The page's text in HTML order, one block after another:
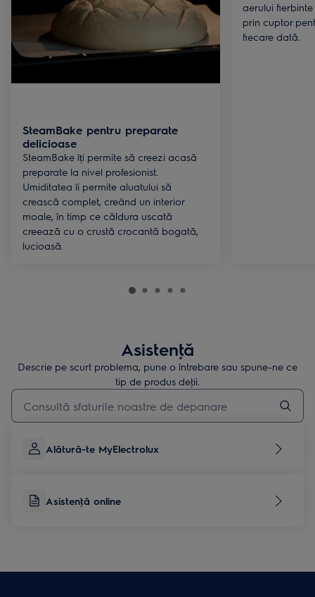
SteamBake pentru preparate
delicioase
SteamBake îți permite să creezi acasă
preparate la nivel profesionist.
Umiditatea îi permite aluatului să
crească complet, creând un interior
moale, în timp ce căldura uscată
creează cu o crustă crocantă bogată,
lucioasă.
aerului
prin cuptor
fiecare dată.
Asistenţă
Descrie pe scurt problema, pune o întrebare sau spune-ne ce
tip de produs deţii.
Type to search for support articles
Alătură-te MyElectrolux
Asistenţă online